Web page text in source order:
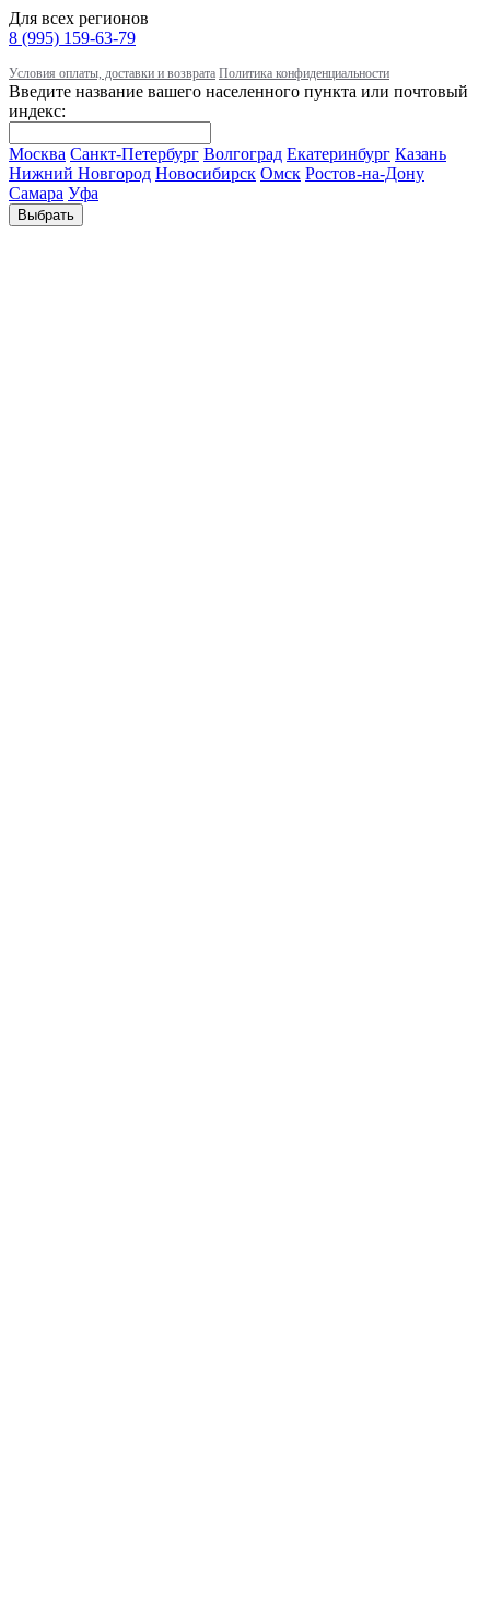
Для всех регионов
8 (995) 159-63-79
Условия оплаты, доставки и возврата Политика конфиденциальности
Введите название вашего населенного пункта или почтовый
индекс:
Москва Санкт-Петербург Волгоград Екатеринбург Казань
Нижний Новгород Новосибирск Омск Ростов-на-Дону
Самара Уфа